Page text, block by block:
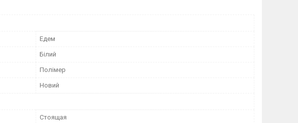
Едем
Білий
Полімер
Новий
Стоящая